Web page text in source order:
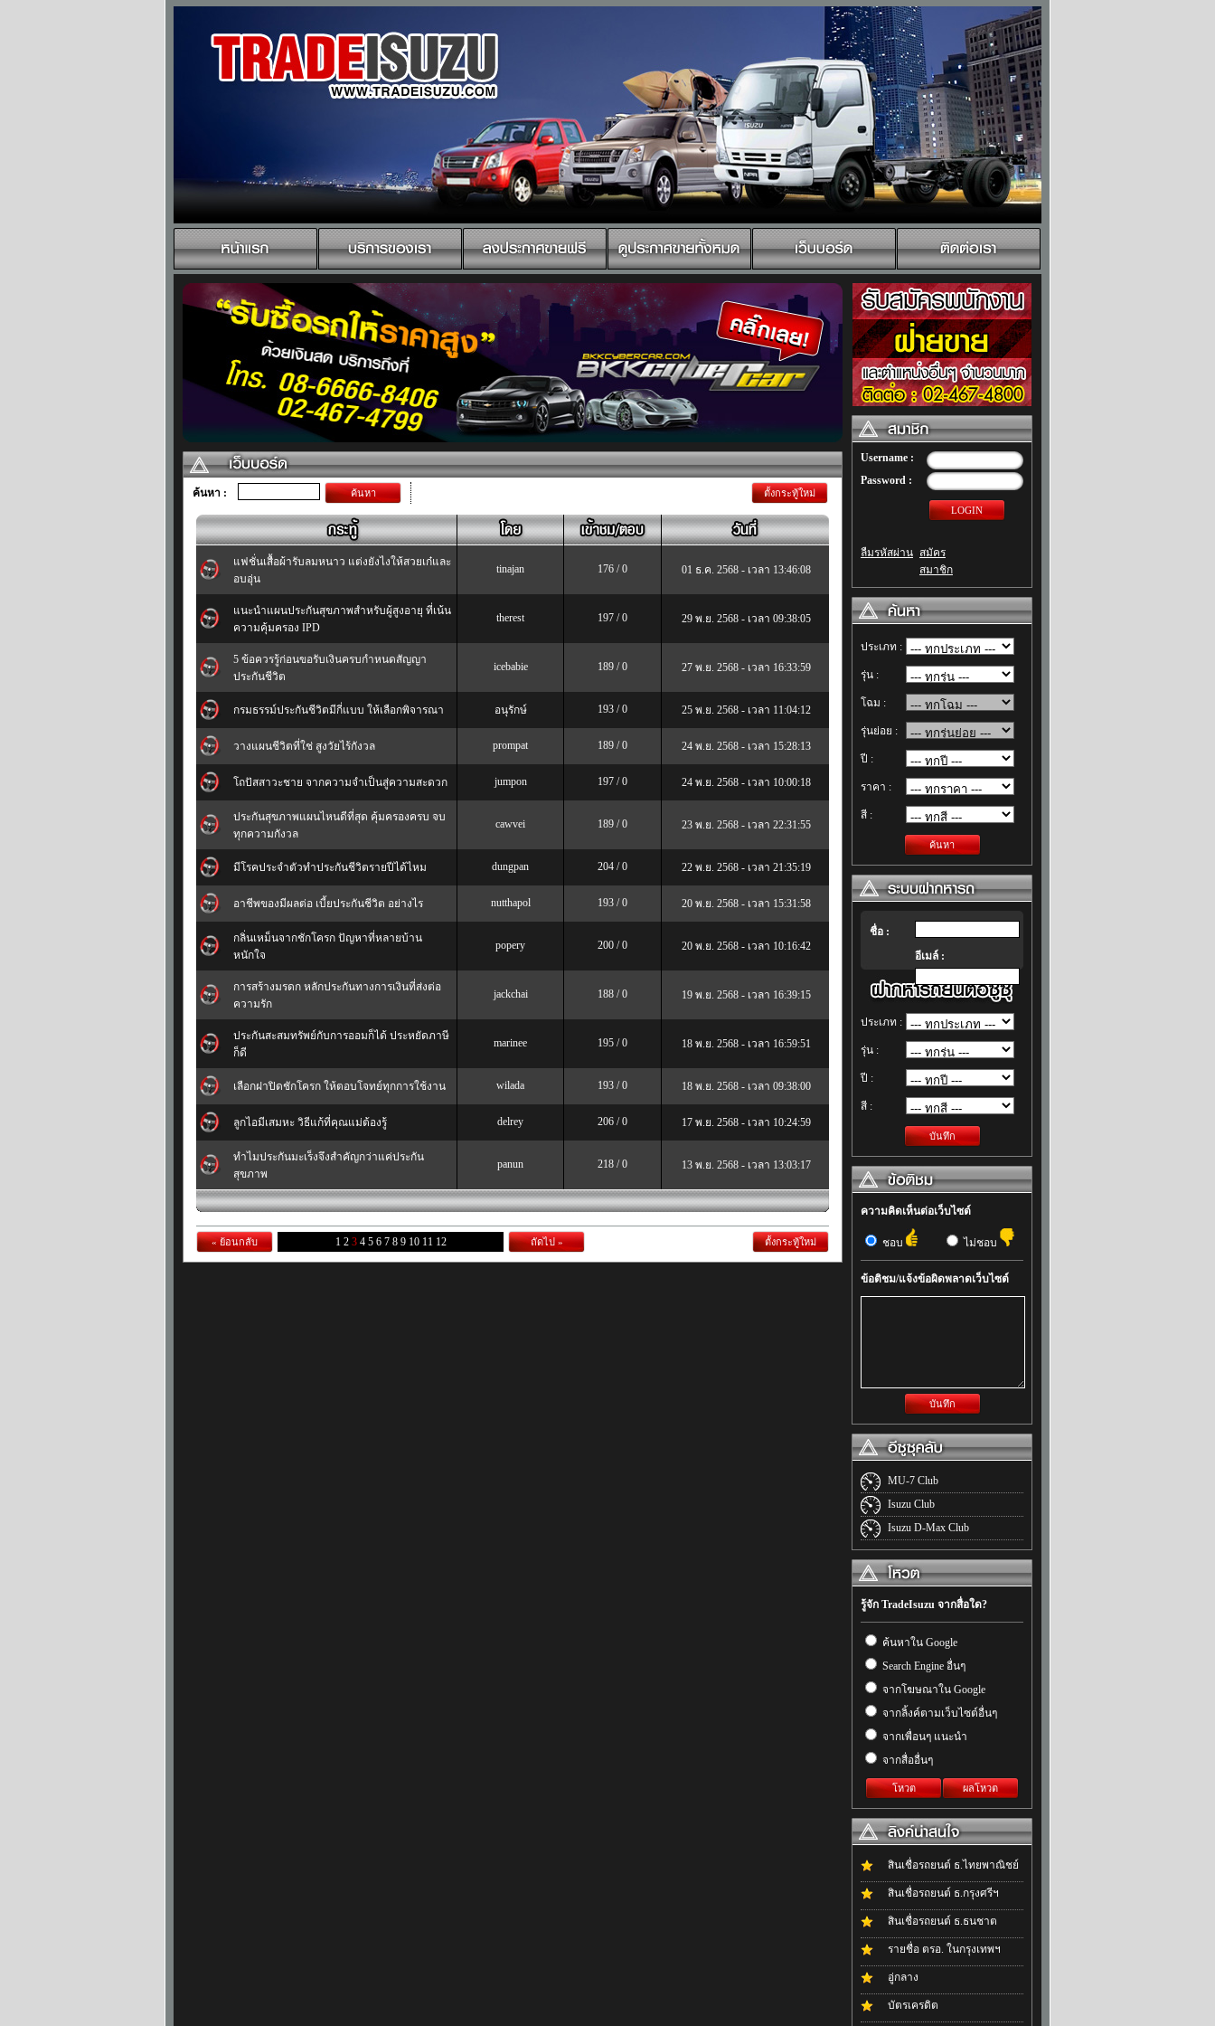
ค้นหา : ค้นหา ตั้งกระทู้ใหม่
แฟชั่นเสื้อผ้ารับลมหนาว แต่งยังไงให้สวยเก๋และ
อบอุ่น
tinajan 176 / 0 01 ธ.ค. 2568 - เวลา 13:46:08
แนะนำแผนประกันสุขภาพสำหรับผู้สูงอายุ ที่เน้น
ความคุ้มครอง IPD
therest 197 / 0 29 พ.ย. 2568 - เวลา 09:38:05
5 ข้อควรรู้ก่อนขอรับเงินครบกำหนดสัญญา
ประกันชีวิต
icebabie 189 / 0 27 พ.ย. 2568 - เวลา 16:33:59
กรมธรรม์ประกันชีวิตมีกี่แบบ ให้เลือกพิจารณา อนุรักษ์ 193 / 0 25 พ.ย. 2568 - เวลา 11:04:12
วางแผนชีวิตที่ใช่ สูงวัยไร้กังวล prompat 189 / 0 24 พ.ย. 2568 - เวลา 15:28:13
โถปัสสาวะชาย จากความจำเป็นสู่ความสะดวก jumpon 197 / 0 24 พ.ย. 2568 - เวลา 10:00:18
ประกันสุขภาพแผนไหนดีที่สุด คุ้มครองครบ จบ
ทุกความกังวล
cawvei 189 / 0 23 พ.ย. 2568 - เวลา 22:31:55
มีโรคประจำตัวทำประกันชีวิตรายปีได้ไหม dungpan 204 / 0 22 พ.ย. 2568 - เวลา 21:35:19
อาชีพของมีผลต่อ เบี้ยประกันชีวิต อย่างไร nutthapol 193 / 0 20 พ.ย. 2568 - เวลา 15:31:58
กลิ่นเหม็นจากชักโครก ปัญหาที่หลายบ้าน
หนักใจ
popery 200 / 0 20 พ.ย. 2568 - เวลา 10:16:42
การสร้างมรดก หลักประกันทางการเงินที่ส่งต่อ
ความรัก
jackchai 188 / 0 19 พ.ย. 2568 - เวลา 16:39:15
ประกันสะสมทรัพย์กับการออมก็ได้ ประหยัดภาษี
ก็ดี
marinee 195 / 0 18 พ.ย. 2568 - เวลา 16:59:51
เลือกฝาปิดชักโครก ให้ตอบโจทย์ทุกการใช้งาน wilada 193 / 0 18 พ.ย. 2568 - เวลา 09:38:00
ลูกไอมีเสมหะ วิธีแก้ที่คุณแม่ต้องรู้ delrey 206 / 0 17 พ.ย. 2568 - เวลา 10:24:59
ทำไมประกันมะเร็งจึงสำคัญกว่าแค่ประกัน
สุขภาพ
panun 218 / 0 13 พ.ย. 2568 - เวลา 13:03:17
« ย้อนกลับ 1 2 3 4 5 6 7 8 9 10 11 12 ถัดไป » ตั้งกระทู้ใหม่
Username :
Password :
LOGIN
ลืมรหัสผ่าน สมัคร
สมาชิก
ประเภท :
รุ่น :
โฉม :
รุ่นย่อย :
ปี :
ราคา :
สี :
ค้นหา
ชื่อ :
อีเมล์ :
ประเภท :
รุ่น :
ปี :
สี :
บันทึก
ความคิดเห็นต่อเว็บไซต์
ชอบ ไม่ชอบ
ข้อติชม/แจ้งข้อผิดพลาดเว็บไซต์
บันทึก
MU-7 Club
Isuzu Club
Isuzu D-Max Club
รู้จัก TradeIsuzu จากสื่อใด?
ค้นหาใน Google
Search Engine อื่นๆ
จากโฆษณาใน Google
จากลิ้งค์ตามเว็บไซต์อื่นๆ
จากเพื่อนๆ แนะนำ
จากสื่ออื่นๆ
โหวต ผลโหวต
สินเชื่อรถยนต์ ธ.ไทยพาณิชย์
สินเชื่อรถยนต์ ธ.กรุงศรีฯ
สินเชื่อรถยนต์ ธ.ธนชาต
รายชื่อ ตรอ. ในกรุงเทพฯ
อู่กลาง
บัตรเครดิต